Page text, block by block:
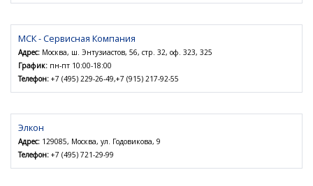
МСК - Сервисная Компания
Адрес: Москва, ш. Энтузиастов, 56, стр. 32, оф. 323, 325
График: пн-пт 10:00-18:00
Телефон: +7 (495) 229-26-49,+7 (915) 217-92-55
Элкон
Адрес: 129085, Москва, ул. Годовикова, 9
Телефон: +7 (495) 721-29-99